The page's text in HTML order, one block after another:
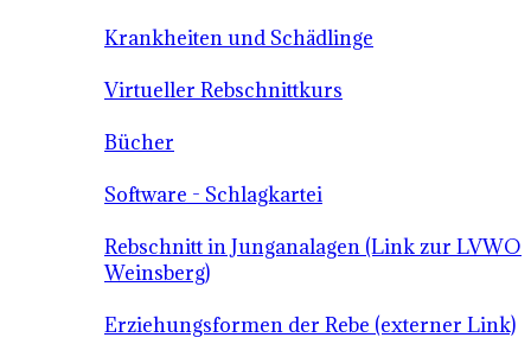
Krankheiten und Schädlinge
Virtueller Rebschnittkurs
Bücher
Software - Schlagkartei
Rebschnitt in Junganalagen (Link zur LVWO
Weinsberg)
Erziehungsformen der Rebe (externer Link)